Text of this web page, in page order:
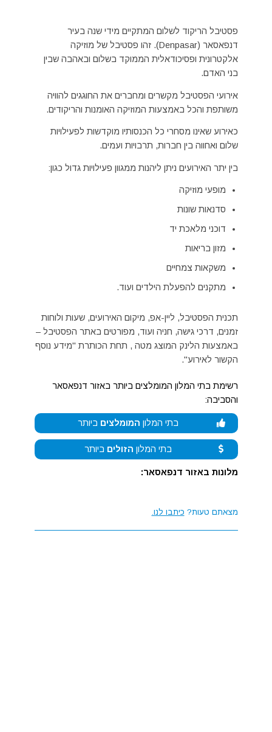
פסטיבל הריקוד לשלום המתקיים מידי שנה בעיר
דנפאסאר (Denpasar). זהו פסטיבל של מוזיקה
אלקטרונית ופסיכודאלית הממוקד בשלום ובאהבה שבין
בני האדם.
אירועי הפסטיבל מקשרים ומחברים את החוגגים להוויה
משותפת והכל באמצעות המוזיקה האומנות והריקודים.
כאירוע שאינו מסחרי כל הכנסותיו מוקדשות לפעילויות
שלום ואחווה בין חברות, תרבויות ועמים.
בין יתר האירועים ניתן ליהנות ממגוון פעילויות גדול כגון:
מופעי מוזיקה
סדנאות שונות
דוכני מלאכת יד
מזון בריאות
משקאות צמחיים
מתקנים להפעלת הילדים ועוד.
תכנית הפסטיבל, ליין-אפ, מיקום האירועים, שעות ולוחות
זמנים, דרכי גישה, חניה ועוד, מפורטים באתר הפסטיבל –
באמצעות הלינק המוצג מטה , תחת הכותרת "מידע נוסף
הקשור לאירוע".
רשימת בתי המלון המומלצים ביותר באזור דנפאסאר
והסביבה:
בתי המלון המומלצים ביותר
בתי המלון הזולים ביותר
מלונות באזור דנפאסאר:
מצאתם טעות? כיתבו לנו.